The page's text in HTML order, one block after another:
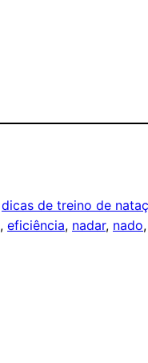
dicas de treino de
, eficiência, nadar, nado,